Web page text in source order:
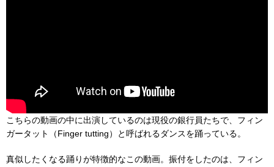
こちらの動画の中に出演しているのは現役の銀行員たちで、フィン
ガータット（Finger tutting）と呼ばれるダンスを踊っている。
真似したくなる踊りが特徴的なこの動画。振付をしたのは、フィン